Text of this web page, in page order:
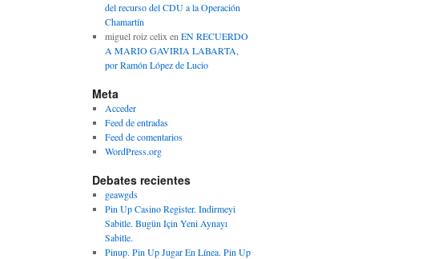
del recurso del CDU a la Operación
Chamartín
miguel roiz celix en EN RECUERDO
A MARIO GAVIRIA LABARTA,
por Ramón López de Lucio
Meta
Acceder
Feed de entradas
Feed de comentarios
WordPress.org
Debates recientes
geawgds
Pin Up Casino Register. Indirmeyi
Sabitle. Bugün Için Yeni Aynayı
Sabitle.
Pinup. Pin Up Jugar En Línea. Pin Up